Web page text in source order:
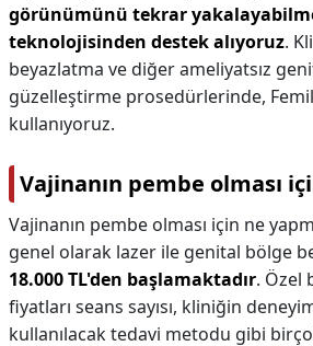
görünümünü tekrar
teknolojisinden destek alıyoruz.
beyazlatma ve diğer ameliyatsız
güzelleştirme prosedürlerinde,
kullanıyoruz.
Vajinanın pembe olması
Vajinanın pembe olması için ne
genel olarak lazer ile genital bölge
18.000 TL'den başlamaktadır. Özel
fiyatları seans sayısı, kliniğin
kullanılacak tedavi metodu gibi